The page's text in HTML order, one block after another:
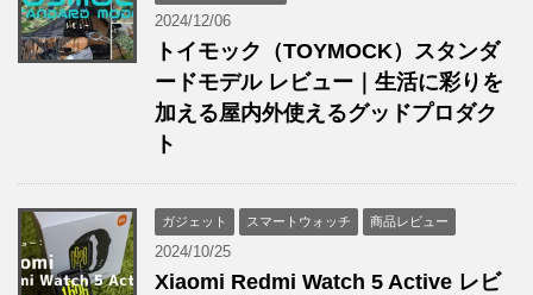
2024/12/06
トイモック（TOYMOCK）スタンダ
ードモデル レビュー｜生活に彩りを
加える屋内外使えるグッドプロダク
ト
ガジェット スマートウォッチ 商品レビュー
2024/10/25
Xiaomi Redmi Watch 5 Active レビ